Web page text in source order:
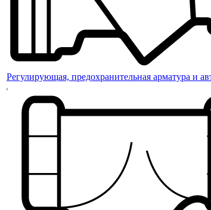
Регулирующая, предохранительная арматура и